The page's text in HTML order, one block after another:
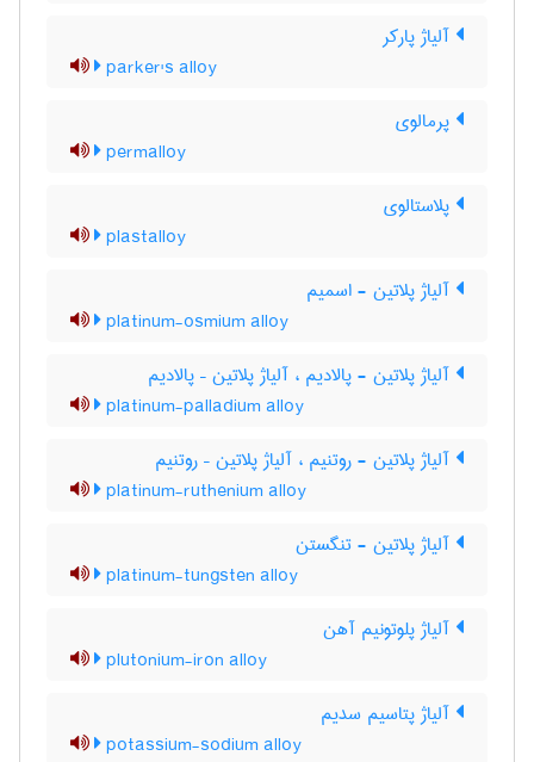
آلیاژ پارکر
parker's alloy
پرمالوی
permalloy
پلاستالوی
plastalloy
آلیاژ پلاتین - اسمیم
platinum-osmium alloy
آلیاژ پلاتین - پالادیم ، آلیاژ پلاتین – پالادیم
platinum-palladium alloy
آلیاژ پلاتین - روتنیم ، آلیاژ پلاتین – روتنیم
platinum-ruthenium alloy
آلیاژ پلاتین - تنگستن
platinum-tungsten alloy
آلیاژ پلوتونیم آهن
plutonium-iron alloy
آلیاژ پتاسیم سدیم
potassium-sodium alloy